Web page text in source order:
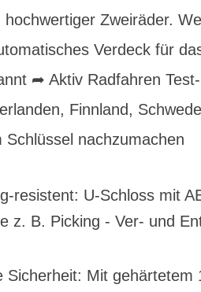
hochwertiger Zweiräder.
Verdeck für
➦ Aktiv Radfahren
Finnland,
nachzumachen
resistent: U-Schloss mit
z. B. Picking - Ver- und
Sicherheit: Mit